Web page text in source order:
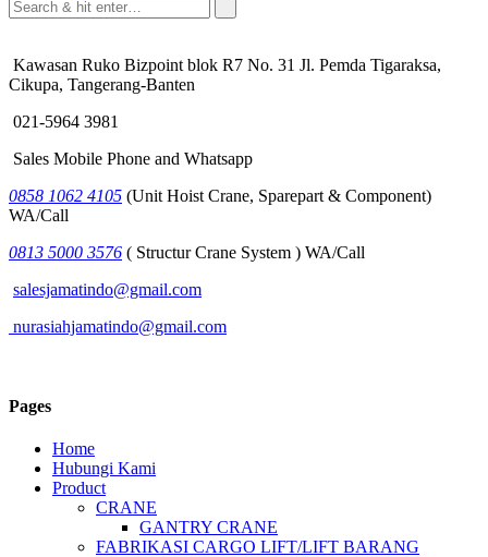
Kawasan Ruko Bizpoint blok R7 No. 31 Jl. Pemda Tigaraksa,
Cikupa, Tangerang-Banten
021-5964 3981
Sales Mobile Phone and Whatsapp
0858 1062 4105 (Unit Hoist Crane, Sparepart & Component)
WA/Call
0813 5000 3576 ( Structur Crane System ) WA/Call
salesjamatindo@gmail.com
nurasiahjamatindo@gmail.com
Pages
Home
Hubungi Kami
Product
CRANE
GANTRY CRANE
FABRIKASI CARGO LIFT/LIFT BARANG